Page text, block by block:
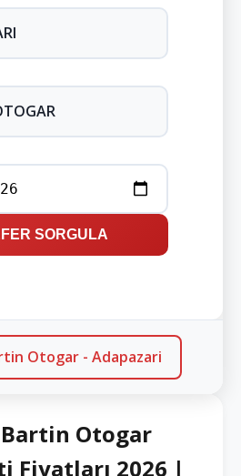
SORGULA
Otogar - Adapazari
Otogar
Fiyatları 2026 |